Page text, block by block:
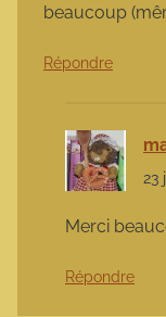
beaucoup
Répondre
23
Merci
Répondre